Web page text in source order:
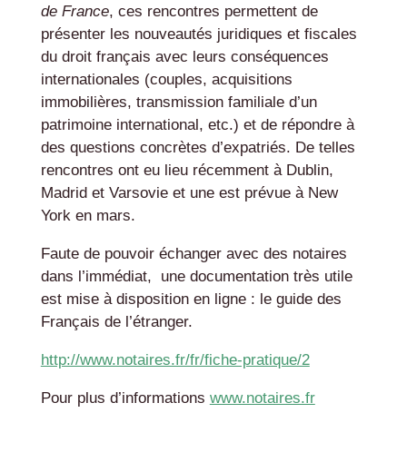
de France, ces rencontres permettent de
présenter les nouveautés juridiques et fiscales
du droit français avec leurs conséquences
internationales (couples, acquisitions
immobilières, transmission familiale d’un
patrimoine international, etc.) et de répondre à
des questions concrètes d’expatriés. De telles
rencontres ont eu lieu récemment à Dublin,
Madrid et Varsovie et une est prévue à New
York en mars.
Faute de pouvoir échanger avec des notaires
dans l’immédiat, une documentation très utile
est mise à disposition en ligne : le guide des
Français de l’étranger.
http://www.notaires.fr/fr/fiche-pratique/2
Pour plus d’informations www.notaires.fr